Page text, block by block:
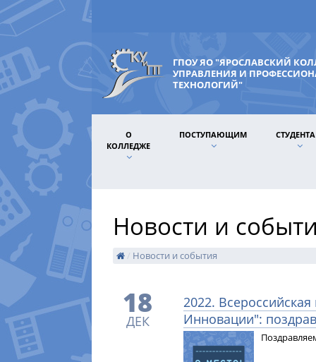
ГПОУ ЯО "ЯРОСЛАВСКИЙ
УПРАВЛЕНИЯ И
ТЕХНОЛОГИЙ"
О
КОЛЛЕДЖЕ
ПОСТУПАЮЩИМ
Новости и
/ Новости и события
18
ДЕК
2022.
Инновации":